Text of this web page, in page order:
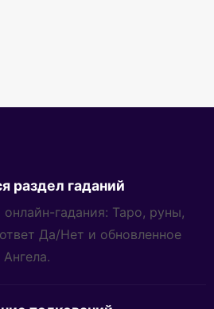
раздел гаданий
гадания: Таро, руны,
Да/Нет и обновленное